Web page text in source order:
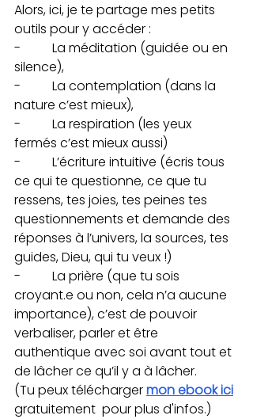
Alors, ici, je te partage mes petits
outils pour y accéder :
-          La méditation (guidée ou en
silence),
-          La contemplation (dans la
nature c’est mieux),
-          La respiration (les yeux
fermés c’est mieux aussi)
-          L’écriture intuitive (écris tous
ce qui te questionne, ce que tu
ressens, tes joies, tes peines tes
questionnements et demande des
réponses à l’univers, la sources, tes
guides, Dieu, qui tu veux !)
-          La prière (que tu sois
croyant.e ou non, cela n’a aucune
importance), c’est de pouvoir
verbaliser, parler et être
authentique avec soi avant tout et
de lâcher ce qu’il y a à lâcher.
(Tu peux télécharger mon ebook ici
gratuitement  pour plus d'infos.)